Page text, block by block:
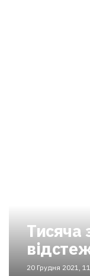
Тисяча
20 Грудня 2021,